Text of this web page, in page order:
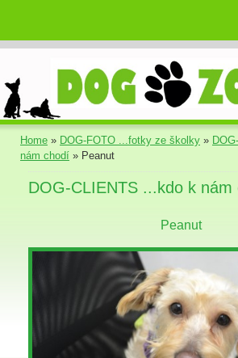
Home » DOG-FOTO ...fotky ze školky »
nám chodí » Peanut
DOG-CLIENTS ...kdo k nám
Peanut